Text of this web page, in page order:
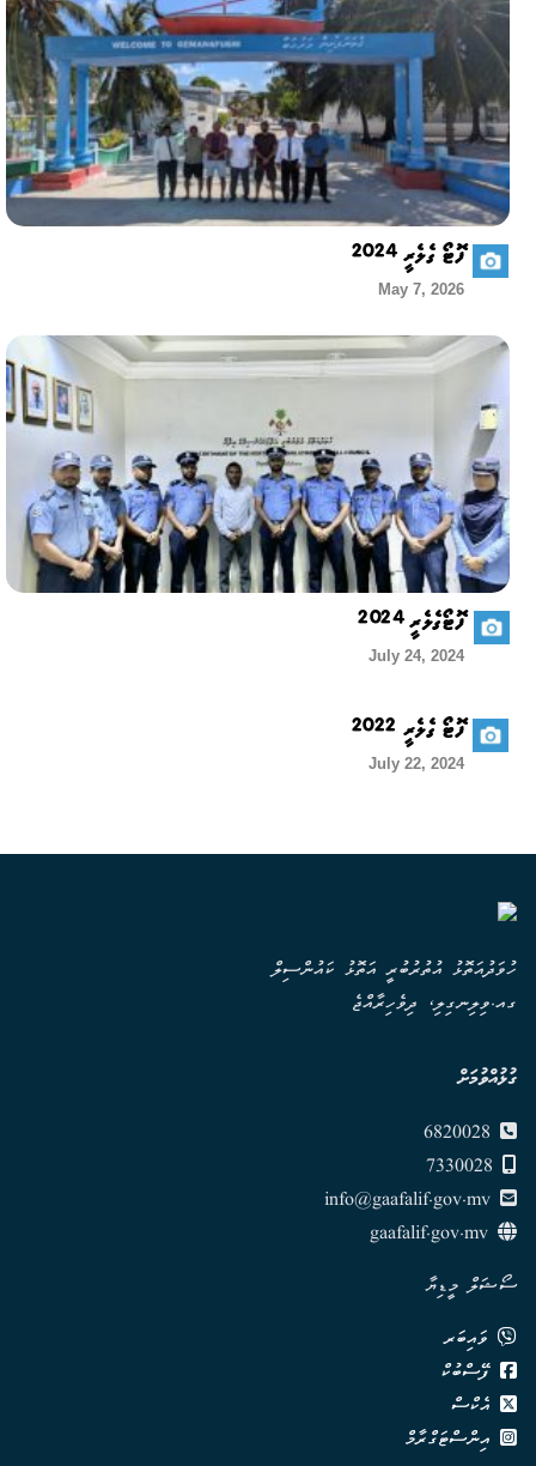
ފޮޓޯ ގެލެރީ 2024
May 7, 2026
ފޮޓޯގެލެރީ 2024
July 24, 2024
ފޮޓޯ ގެލެރީ 2022
July 22, 2024
ހުވަދުއަތޮޅު އުތުރުބުރީ އަތޮޅު ކައުންސިލް
ގއ.ވިލިނގިލި، ދިވެހިރާއްޖެ
ގުޅުއްވުމަށް
info@gaafalif.gov.mv
ސޯޝަލް މީޑިޔާ
ވައިބަރ
ފޭސްބުކް
އެކްސް
އިންސްޓަގްރާމް